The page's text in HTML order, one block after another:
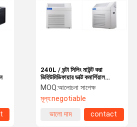
240L / ঘন্টা সিলিং মাউন্ট করা
ডিহিউমিডিফায়ার ডাক্ট কমার্শিয়াল
রেফ্রিজারেটিভ ডিহুমিডিফায়ার
MOQ:আলোচনা সাপেক্ষ
মূল্য:negotiable
ভালো দাম
contact